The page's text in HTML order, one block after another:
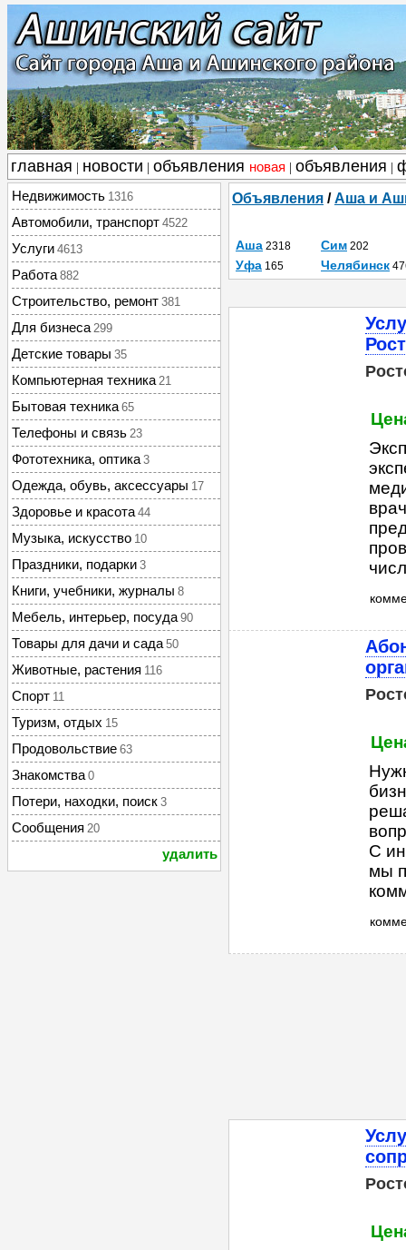
главная новости объявления новая объявления
Недвижимость 1316
Автомобили, транспорт 4522
Услуги 4613
Работа 882
Строительство, ремонт 381
Для бизнеса 299
Детские товары 35
Компьютерная техника 21
Бытовая техника 65
Телефоны и связь 23
Фототехника, оптика 3
Одежда, обувь, аксессуары 17
Здоровье и красота 44
Музыка, искусство 10
Праздники, подарки 3
Книги, учебники, журналы 8
Мебель, интерьер, посуда 90
Товары для дачи и сада 50
Животные, растения 116
Спорт 11
Туризм, отдых 15
Продовольствие 63
Знакомства 0
Потери, находки, поиск 3
Сообщения 20
удалить
Объявления /Аша и
Аша 2318 Сим 202
Уфа 165 Челябинск
С
мы